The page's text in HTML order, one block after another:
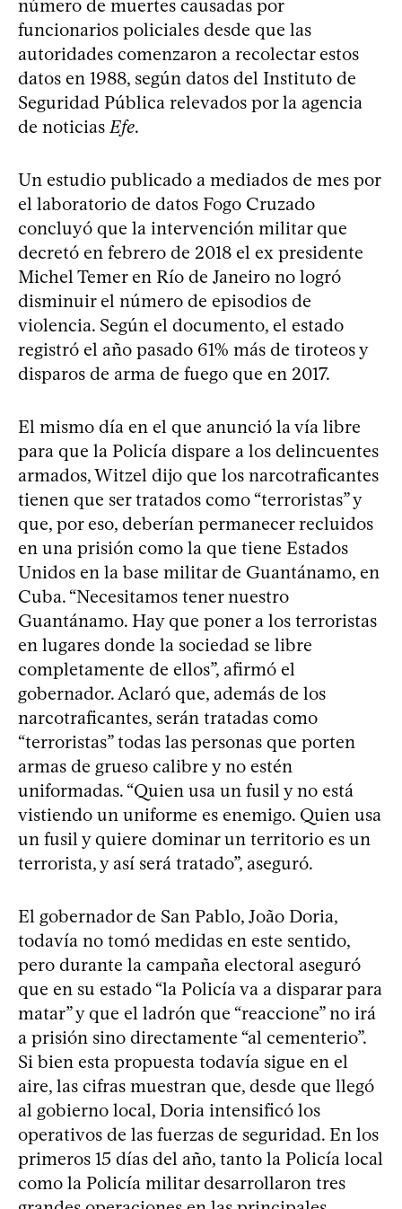
número de muertes causadas por
funcionarios policiales desde que las
autoridades comenzaron a recolectar estos
datos en 1988, según datos del Instituto de
Seguridad Pública relevados por la agencia
de noticias Efe.
Un estudio publicado a mediados de mes por
el laboratorio de datos Fogo Cruzado
concluyó que la intervención militar que
decretó en febrero de 2018 el ex presidente
Michel Temer en Río de Janeiro no logró
disminuir el número de episodios de
violencia. Según el documento, el estado
registró el año pasado 61% más de tiroteos y
disparos de arma de fuego que en 2017.
El mismo día en el que anunció la vía libre
para que la Policía dispare a los delincuentes
armados, Witzel dijo que los narcotraficantes
tienen que ser tratados como “terroristas” y
que, por eso, deberían permanecer recluidos
en una prisión como la que tiene Estados
Unidos en la base militar de Guantánamo, en
Cuba. “Necesitamos tener nuestro
Guantánamo. Hay que poner a los terroristas
en lugares donde la sociedad se libre
completamente de ellos”, afirmó el
gobernador. Aclaró que, además de los
narcotraficantes, serán tratadas como
“terroristas” todas las personas que porten
armas de grueso calibre y no estén
uniformadas. “Quien usa un fusil y no está
vistiendo un uniforme es enemigo. Quien usa
un fusil y quiere dominar un territorio es un
terrorista, y así será tratado”, aseguró.
El gobernador de San Pablo, João Doria,
todavía no tomó medidas en este sentido,
pero durante la campaña electoral aseguró
que en su estado “la Policía va a disparar para
matar” y que el ladrón que “reaccione” no irá
a prisión sino directamente “al cementerio”.
Si bien esta propuesta todavía sigue en el
aire, las cifras muestran que, desde que llegó
al gobierno local, Doria intensificó los
operativos de las fuerzas de seguridad. En los
primeros 15 días del año, tanto la Policía local
como la Policía militar desarrollaron tres